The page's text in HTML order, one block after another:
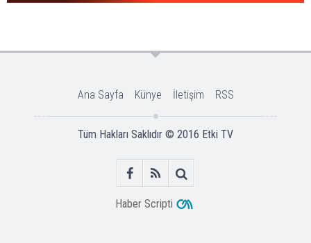
Ana Sayfa Künye İletişim RSS
Tüm Hakları Saklıdır © 2016 Etki TV
Haber Scripti